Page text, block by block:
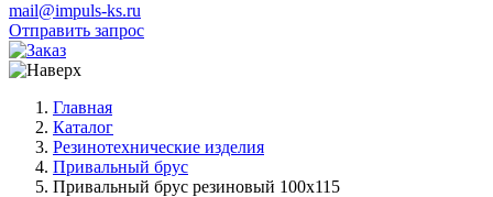
mail@impuls-ks.ru
Отправить запрос
Главная
Каталог
Резинотехнические изделия
Привальный брус
Привальный брус резиновый 100х115